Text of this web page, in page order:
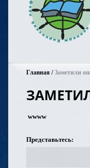
Главная Заметили
wwww
Представьтесь: